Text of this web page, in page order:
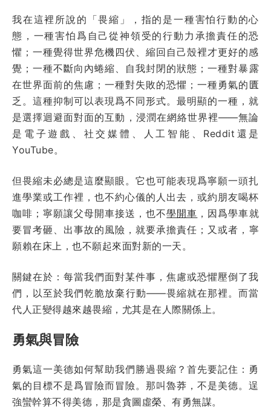
我在這裡所說的「畏縮」，指的是一種害怕行動的心
態，一種害怕爲自己從神領受的行動力承擔責任的恐
懼；一種覺得世界危機四伏、縮回自己殼裡才更好的感
覺；一種不斷向內蜷縮、自我封閉的狀態；一種對暴露
在世界面前的焦慮；一種對失敗的恐懼；一種勇氣的匱
乏。這種抑制可以表現爲不同形式。最明顯的一種，就
是選擇迴避面對面的互動，浸潤在網絡世界裡——無論
是電子遊戲、社交媒體、人工智能、Reddit還是
YouTube。
但畏縮未必總是這麼顯眼。它也可能表現爲寧願一頭扎
進學業或工作裡，也不約心儀的人出去，或約朋友喝杯
咖啡；寧願讓父母開車接送，也不學開車 ，因爲學車就
要冒考砸、出事故的風險，就要承擔責任；又或者，寧
願賴在床上，也不願起來面對新的一天。
關鍵在於：每當我們面對某件事，焦慮或恐懼壓倒了我
們，以至於我們乾脆放棄行動——畏縮就在那裡。而當
代人正變得越來越畏縮，尤其是在人際關係上。
勇氣與冒險
勇氣這一美德如何幫助我們勝過畏縮？首先要記住：勇
氣的目標不是爲冒險而冒險。那叫魯莽，不是美德。逞
強蠻幹算不得美德，那是貪圖虛榮、有勇無謀。